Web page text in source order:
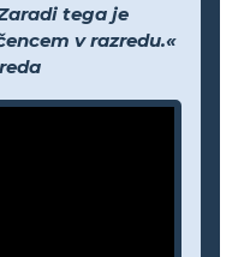
tega je
v razredu.«